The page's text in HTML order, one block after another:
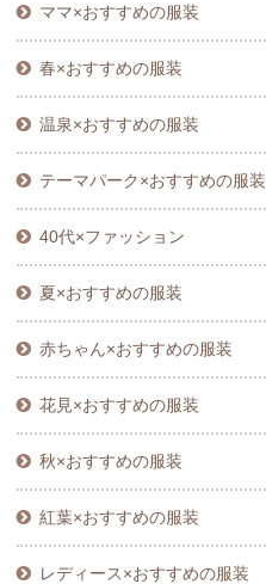
ママ×おすすめの服装
春×おすすめの服装
温泉×おすすめの服装
テーマパーク×おすすめの服装
40代×ファッション
夏×おすすめの服装
赤ちゃん×おすすめの服装
花見×おすすめの服装
秋×おすすめの服装
紅葉×おすすめの服装
レディース×おすすめの服装